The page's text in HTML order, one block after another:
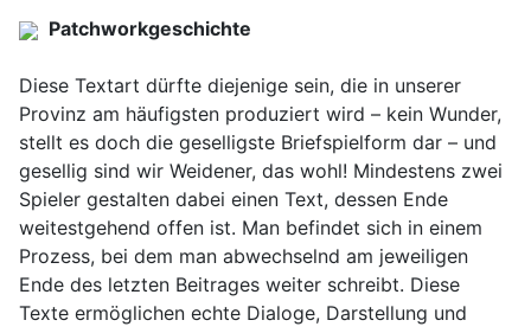
Patchworkgeschichte
Diese Textart dürfte diejenige sein, die in unserer
Provinz am häufigsten produziert wird – kein Wunder,
stellt es doch die geselligste Briefspielform dar – und
gesellig sind wir Weidener, das wohl! Mindestens zwei
Spieler gestalten dabei einen Text, dessen Ende
weitestgehend offen ist. Man befindet sich in einem
Prozess, bei dem man abwechselnd am jeweiligen
Ende des letzten Beitrages weiter schreibt. Diese
Texte ermöglichen echte Dialoge, Darstellung und